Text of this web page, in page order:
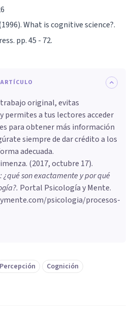
What is cognitive science?.
pp. 45 - 72.
original, evitas
permites a tus lectores acceder
para obtener más información
siempre de dar crédito a los
adecuada.
. (2017, octubre 17).
¿qué son exactamente y por qué
. Portal Psicología y Mente.
psicologia/procesos-
Percepción
Cognición